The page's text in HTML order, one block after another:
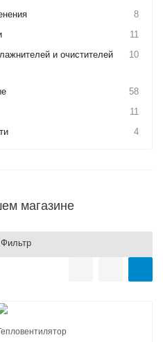
8
11
и очистителей
10
58
11
4
магазине
Фильтр